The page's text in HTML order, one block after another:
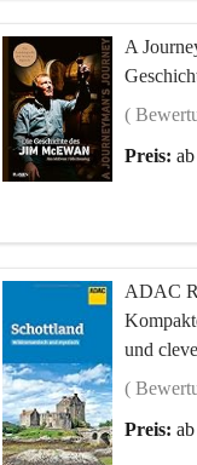
A
(
Preis:
ADAC
und
(
Preis: